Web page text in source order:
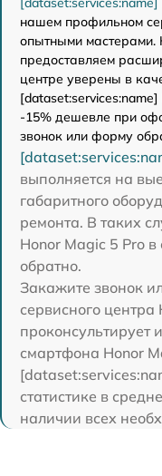
нашем профильном
опытными мастерами.
предоставляем
центре уверены в
-15% дешевле при
звонок или форму
выполняется на
габаритного
ремонта. В таких
Honor Magic 5 Pro в
обратно.
Закажите звонок
сервисного центра
проконсультирует
смартфона Honor
статистике в
наличии всех